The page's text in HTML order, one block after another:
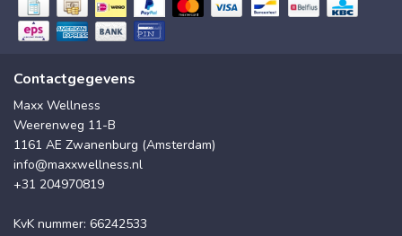
Contactgegevens
Maxx Wellness
Weerenweg 11-B
1161 AE Zwanenburg (Amsterdam)
info@maxxwellness.nl
+31 204970819
KvK nummer: 66242533